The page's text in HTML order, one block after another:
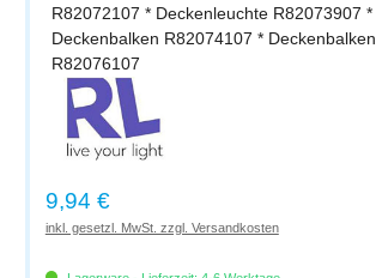
R82072107 * Deckenleuchte R82073907 *
Deckenbalken R82074107 * Deckenbalken
R82076107
Regulärer Preis:
9,94 €
inkl. gesetzl. MwSt. zzgl. Versandkosten